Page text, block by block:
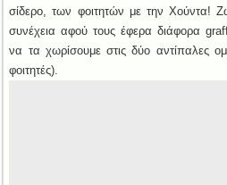
σίδερο, των φοιτητών με την Χούντα!
συνέχεια αφού τους έφερα διάφορα
να τα χωρίσουμε στις δύο αντίπαλες
φοιτητές).